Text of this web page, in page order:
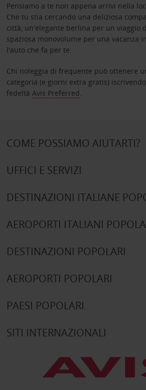
Pensiamo a te non appena arrivi nella
Che tu stia cercando una deliziosa
città, un'elegante berlina per un viaggio
spaziosa monovolume per una vacanza
l'auto che fa per te.
Chi noleggia di frequente può ottenere
categoria (e giorni extra gratis)
fedeltà Avis Preferred.
COME POSSIAMO AIUTARTI?
UFFICI E SERVIZI
DESTINAZIONI ITALIANE
AEROPORTI ITALIANI
DESTINAZIONI POPOLARI
AEROPORTI POPOLARI
PAESI POPOLARI
SITI INTERNAZIONALI